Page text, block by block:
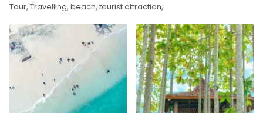
Tour, Travelling, beach, tourist attraction,